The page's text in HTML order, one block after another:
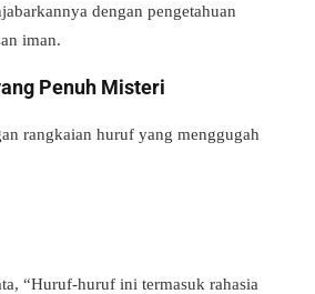
dengan pengetahuan
iman.
Penuh Misteri
rangkaian huruf yang menggugah
“Huruf-huruf ini termasuk rahasia